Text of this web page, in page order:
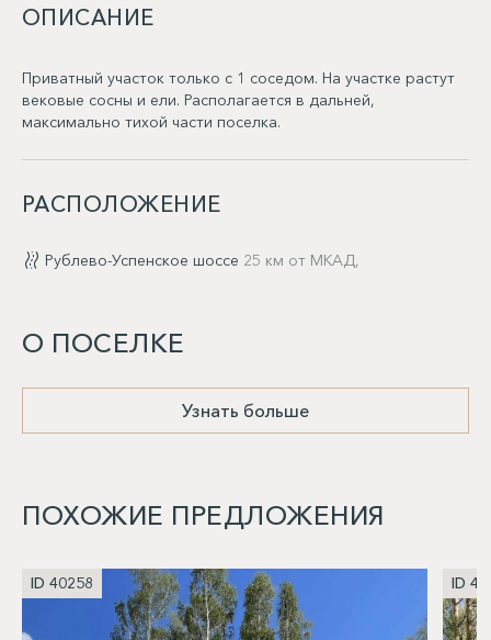
ОПИСАНИЕ
Приватный участок только с 1 соседом. На участке растут
вековые сосны и ели. Располагается в дальней,
максимально тихой части поселка.
РАСПОЛОЖЕНИЕ
Рублево-Успенское шоссе 25 км от МКАД,
О ПОСЕЛКЕ
Узнать больше
ПОХОЖИЕ ПРЕДЛОЖЕНИЯ
ID 40258 ID